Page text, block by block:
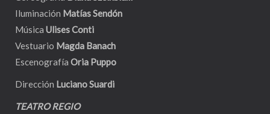
Iluminación Matías Sendón
Música Ulises Conti
Vestuario Magda Banach
Escenografía Oria Puppo
Dirección Luciano Suardi
TEATRO REGIO